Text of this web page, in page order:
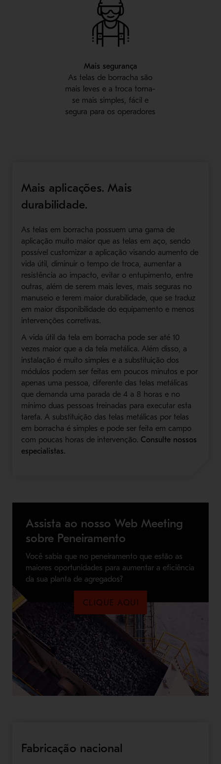
Mais segurança
As telas de borracha são
mais leves e a troca torna-
se mais simples, fácil e
segura para os operadores
Mais aplicações. Mais
durabilidade.
As telas em borracha possuem uma gama de
aplicação muito maior que as telas em aço, sendo
possível customizar a aplicação visando aumento de
vida útil, diminuir o tempo de troca, aumentar a
resistência ao impacto, evitar o entupimento, entre
outras, além de serem mais leves, mais seguras no
manuseio e terem maior durabilidade, que se traduz
em maior disponibilidade do equipamento e menos
intervenções corretivas.
A vida útil da tela em borracha pode ser até 10
vezes maior que a da tela metálica. Além disso, a
instalação é muito simples e a substituição dos
módulos podem ser feitas em poucos minutos e por
apenas uma pessoa, diferente das telas metálicas
que demanda uma parada de 4 a 8 horas e no
mínimo duas pessoas treinadas para executar esta
tarefa. A substituição das telas metálicas por telas
em borracha é simples e pode ser feita em campo
com poucas horas de intervenção. Consulte nossos
especialistas.
Assista ao nosso Web Meeting
sobre Peneiramento
Você sabia que no peneiramento que estão as
maiores oportunidades para aumentar a eficiência
da sua planta de agregados?
CLIQUE AQUI
Fabricação nacional